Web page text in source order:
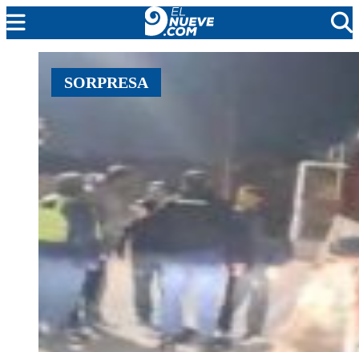
MENDOZA
CADA DÍA
ARGENTINA
NOTICIERO 9
PROTAGONISTAS
EL NUEVE STREAMS
PROGRAMACIÓN
EN VIVO
SORPRESA